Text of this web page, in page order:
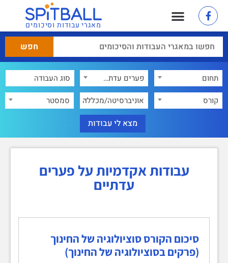
מאגרי עבודות וסיכומים
תחום
פערים עדתיים
קורס
אוניברסיטה/מכללה סמסטר
עבודות אקדמיות על פערים
עדתיים
סיכום הקורס סוציולוגיה של החינוך
(פרקים בסוציולוגיה של החינוך)